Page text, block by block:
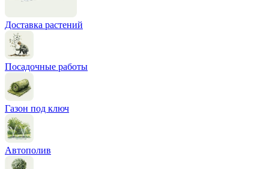
Доставка растений
Посадочные работы
Газон под ключ
Автополив